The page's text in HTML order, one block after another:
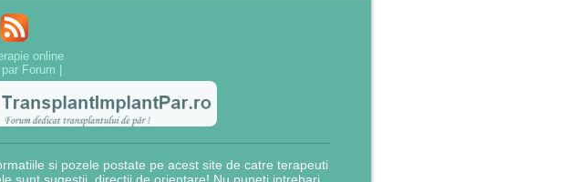
online
Forum
si pozele postate pe acest site de catre terapeuti